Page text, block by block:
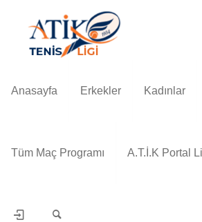
Anasayfa Erkekler Kadınlar
Tüm Maç Programı A.T.İ.K Portal